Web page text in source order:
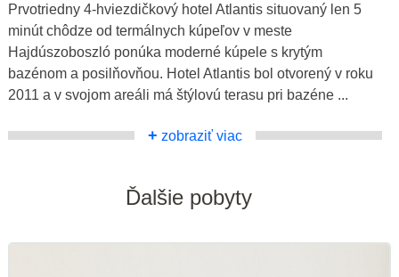
Prvotriedny 4-hviezdičkový hotel Atlantis situovaný len 5
minút chôdze od termálnych kúpeľov v meste
Hajdúszoboszló ponúka moderné kúpele s krytým
bazénom a posilňovňou. Hotel Atlantis bol otvorený v roku
2011 a v svojom areáli má štýlovú terasu pri bazéne ...
+ zobraziť viac
Ďalšie pobyty